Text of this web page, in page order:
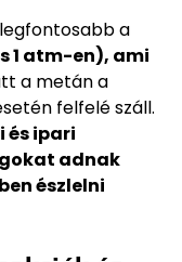
a
1 atm-en), ami
a metán a
felfelé száll.
ipari
adnak
észlelni